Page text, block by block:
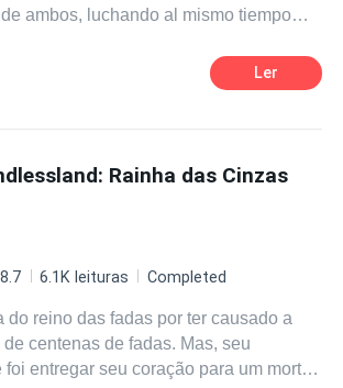
ambos, luchando al mismo tiempo
sus errores, como lo dañada que
Ler
Rainha das Cinzas
8.7 6.1K leituras Completed
do reino das fadas por ter causado a
centenas de fadas. Mas, seu
entregar seu coração para um mortal